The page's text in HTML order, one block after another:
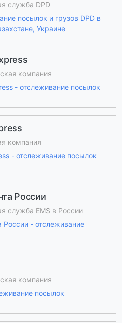
служба DPD
посылок и грузов DPD в
Украине
компания
- отслеживание посылок
компания
- отслеживание посылок
России
служба EMS в России
России - отслеживание
компания
посылок